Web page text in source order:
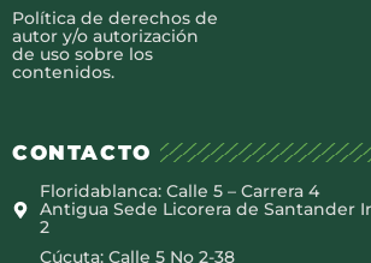
Política de derechos de
autor y/o autorización
de uso sobre los
contenidos.
CONTACTO
Floridablanca: Calle 5 – Carrera 4
Antigua Sede Licorera de Santander
2
Cúcuta: Calle 5 No 2-38